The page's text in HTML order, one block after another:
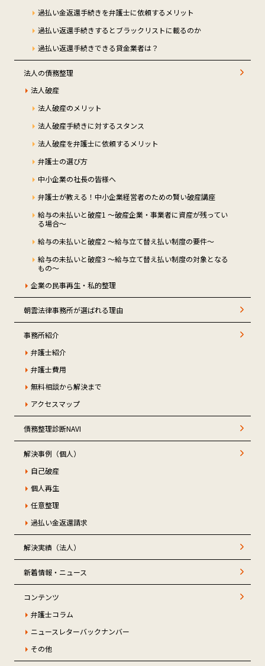
過払い金返還手続きを弁護士に依頼するメリット
過払い返還手続きするとブラックリストに載るのか
過払い返還手続きできる貸金業者は？
法人の債務整理
法人破産
法人破産のメリット
法人破産手続きに対するスタンス
法人破産を弁護士に依頼するメリット
弁護士の選び方
中小企業の社長の皆様へ
弁護士が教える！中小企業経営者のための賢い破産講座
給与の未払いと破産1 ～破産企業・事業者に資産が残ってい
る場合～
給与の未払いと破産2 ～給与立て替え払い制度の要件～
給与の未払いと破産3 ～給与立て替え払い制度の対象となる
もの～
企業の民事再生・私的整理
朝雲法律事務所が選ばれる理由
事務所紹介
弁護士紹介
弁護士費用
無料相談から解決まで
アクセスマップ
債務整理診断NAVI
解決事例（個人）
自己破産
個人再生
任意整理
過払い金返還請求
解決実績（法人）
新着情報・ニュース
コンテンツ
弁護士コラム
ニュースレターバックナンバー
その他